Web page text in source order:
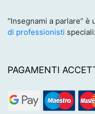
“Insegnami a parlare”
di professionisti
PAGAMENTI